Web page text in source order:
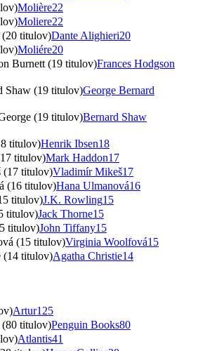
Molière22
Moliere22
titulov)Dante Alighieri20
Moliére20
Burnett (19 titulov)Frances Hodgson
Shaw (19 titulov)George Bernard
(19 titulov)Bernard Shaw
titulov)Henrik Ibsen18
titulov)Mark Haddon17
(17 titulov)Vladimír Mikeš17
(16 titulov)Hana Ulmanová16
titulov)J.K. Rowling15
titulov)Jack Thorne15
titulov)John Tiffany15
(15 titulov)Virginia Woolfová15
(14 titulov)Agatha Christie14
Artur125
(80 titulov)Penguin Books80
Atlantis41